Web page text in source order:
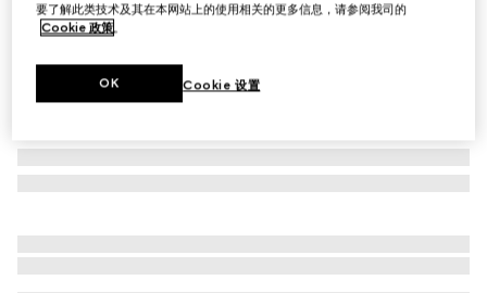
要了解此类技术及其在本网站上的使用相关的更多信息，请参阅我司的
Cookie 政策。
Cookie 设置
OK